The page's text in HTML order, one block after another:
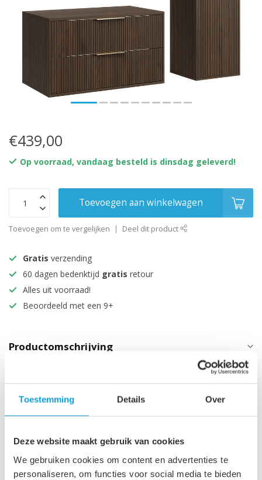
Toestemming Details Over
Deze website maakt gebruik van cookies
We gebruiken cookies om content en advertenties te
personaliseren, om functies voor social media te bieden
€439,00
Op voorraad, vandaag besteld is dinsdag geleverd!
Toevoegen aan winkelwagen
Toevoegen om te vergelijken Deel dit product
Gratis verzending
60 dagen bedenktijd gratis retour
Alles uit voorraad!
Beoordeeld met een 9+
Productomschrijving
Maak je aankoop compleet
Badkamerkast Rimini 38 x
Op voorraad
€239,00